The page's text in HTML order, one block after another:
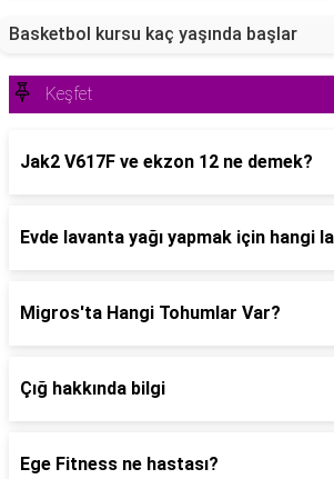
Basketbol kursu kaç yaşında başlar
Keşfet
Jak2 V617F ve ekzon 12 ne demek?
Evde lavanta yağı yapmak için hangi
Migros'ta Hangi Tohumlar Var?
Çığ hakkında bilgi
Ege Fitness ne hastası?